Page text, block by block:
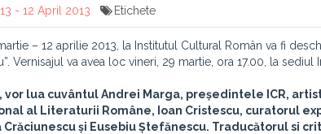
- 12 April 2013 Etichete
– 12 aprilie 2013, la Institutul Cultural Român va fi
Vernisajul va avea loc vineri, 29 martie, ora 17.00, la
vor lua cuvântulAndrei Marga, președintele ICR,
al Literaturii Române, Ioan Cristescu, curatorul
Crăciunescuși Eusebiu Ștefănescu. Traducătorul si